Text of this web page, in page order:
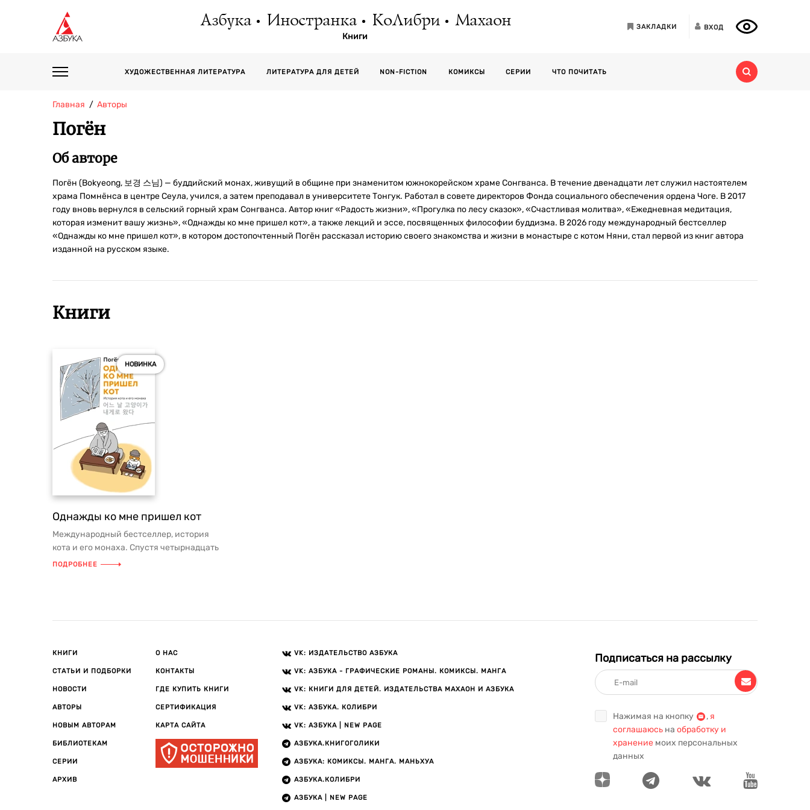
Азбука Иностранка КоЛибри Махаон
Книги
ЗАКЛАДКИ ВХОД
ХУДОЖЕСТВЕННАЯ ЛИТЕРАТУРА ЛИТЕРАТУРА ДЛЯ ДЕТЕЙ NON-FICTION КОМИКСЫ СЕРИИ ЧТО ПОЧИТАТЬ
Главная Авторы
Погён
Об авторе
Погён (Bokyeong, 보경 스님) — буддийский монах, живущий в общине при знаменитом южнокорейском храме Сонгванса. В течение двенадцати лет служил настоятелем
храма Помнёнса в центре Сеула, учился, а затем преподавал в университете Тонгук. Работал в совете директоров Фонда социального обеспечения ордена Чоге. В 2017
году вновь вернулся в сельский горный храм Сонгванса. Автор книг «Радость жизни», «Прогулка по лесу сказок», «Счастливая молитва», «Ежедневная медитация,
которая изменит вашу жизнь», «Однажды ко мне пришел кот», а также лекций и эссе, посвященных философии буддизма. В 2026 году международный бестселлер
«Однажды ко мне пришел кот», в котором достопочтенный Погён рассказал историю своего знакомства и жизни в монастыре с котом Няни, стал первой из книг автора
изданной на русском языке.
Книги
НОВИНКА
Однажды ко мне пришел кот
Международный бестселлер, история
кота и его монаха. Спустя четырнадцать
лет, проведённых в оживлённ...
ПОДРОБНЕЕ
КНИГИ
СТАТЬИ И ПОДБОРКИ
НОВОСТИ
АВТОРЫ
НОВЫМ АВТОРАМ
БИБЛИОТЕКАМ
СЕРИИ
АРХИВ
О НАС
КОНТАКТЫ
ГДЕ КУПИТЬ КНИГИ
СЕРТИФИКАЦИЯ
КАРТА САЙТА
VK: ИЗДАТЕЛЬСТВО АЗБУКА
VK: АЗБУКА - ГРАФИЧЕСКИЕ РОМАНЫ. КОМИКСЫ. МАНГА
VK: КНИГИ ДЛЯ ДЕТЕЙ. ИЗДАТЕЛЬСТВА МАХАОН И АЗБУКА
VK: АЗБУКА. КОЛИБРИ
VK: АЗБУКА | NEW PAGE
АЗБУКА.КНИГОГОЛИКИ
АЗБУКА: КОМИКСЫ. МАНГА. МАНЬХУА
АЗБУКА.КОЛИБРИ
АЗБУКА | NEW PAGE
Подписаться на рассылку
Нажимая на кнопку , я
соглашаюсь на обработку и
хранение моих персональных
данных